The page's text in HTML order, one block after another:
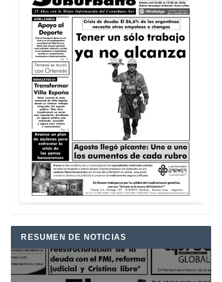
RESUMEN DE NOTICIAS
Reproductor
de
vídeo